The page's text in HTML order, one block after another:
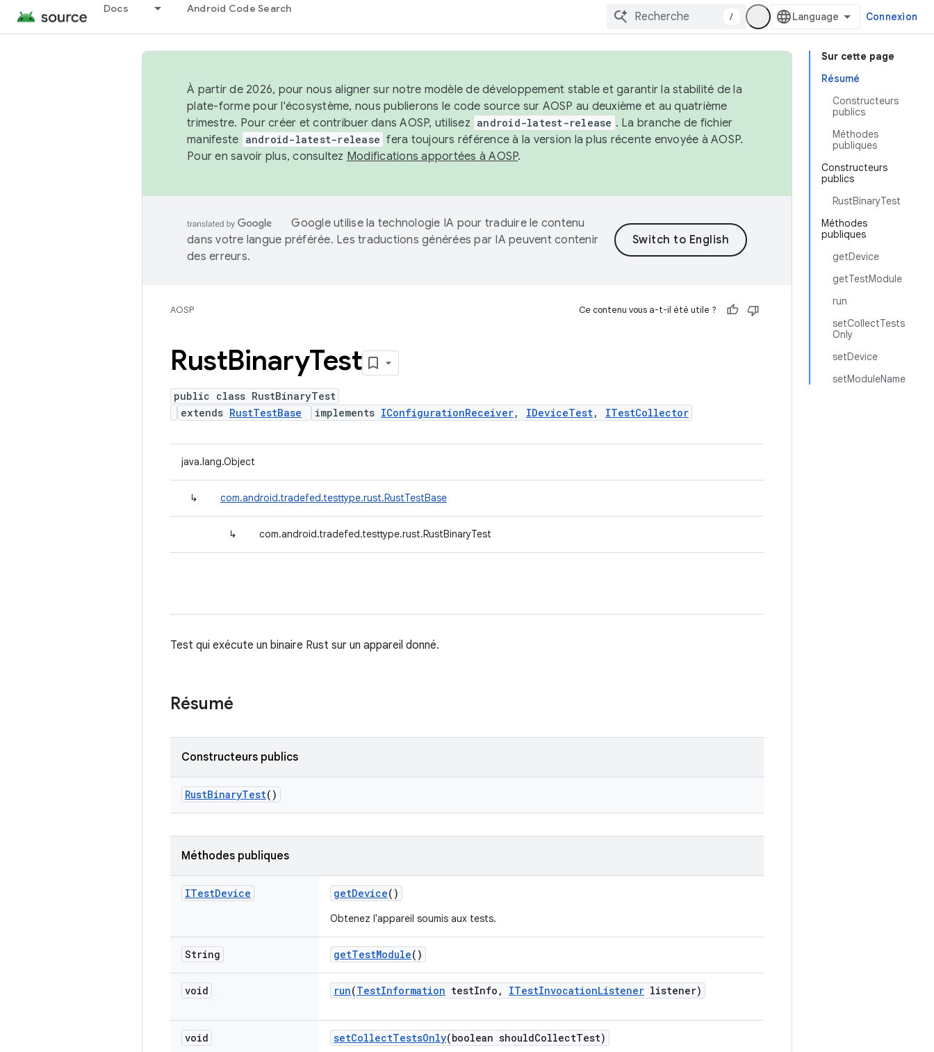
Docs Android Code Search
/ Connexion
Sur cette page
Résumé
Constructeurs
publics
Méthodes
publiques
Constructeurs
publics
RustBinaryTest
Méthodes
publiques
getDevice
getTestModule
run
setCollectTests
Only
setDevice
setModuleName
À partir de 2026, pour nous aligner sur notre modèle de développement stable et garantir la stabilité de la
plate-forme pour l'écosystème, nous publierons le code source sur AOSP au deuxième et au quatrième
trimestre. Pour créer et contribuer dans AOSP, utilisez android-latest-release . La branche de fichier
manifeste android-latest-release fera toujours référence à la version la plus récente envoyée à AOSP.
Pour en savoir plus, consultez Modifications apportées à AOSP.
Google utilise la technologie IA pour traduire le contenu
dans votre langue préférée. Les traductions générées par IA peuvent contenir
des erreurs.
AOSP Ce contenu vous a-t-il été utile ?
RustBinaryTest
public class RustBinaryTest
extends RustTestBase implements IConfigurationReceiver, IDeviceTest, ITestCollector
java.lang.Object
↳ com.android.tradefed.testtype.rust.RustTestBase
↳ com.android.tradefed.testtype.rust.RustBinaryTest
Test qui exécute un binaire Rust sur un appareil donné.
Résumé
Constructeurs publics
RustBinaryTest()
Méthodes publiques
ITestDevice getDevice()
Obtenez l'appareil soumis aux tests.
String getTestModule()
void run(TestInformation testInfo , ITestInvocationListener listener)
void setCollectTestsOnly(boolean shouldCollectTest)